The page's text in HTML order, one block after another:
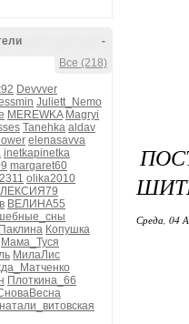
-
Все (218)
Devvver
Juliett_Nemo
MEREWKA Magryi
Tanehka aldav
elenasavva
inetkapinetka
margaret60
olika2010
ВЕЛИНА55
Копушка
Мама_Туся
МилаЛис
Плоткина_66
натали_витовская
Среда, 04